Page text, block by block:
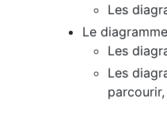
Les
Le
Les
Les